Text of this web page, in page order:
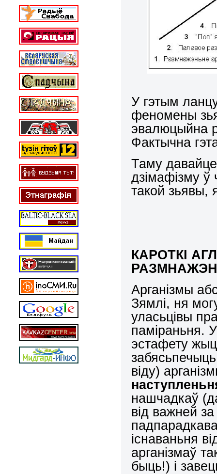
У гэтым
феномены
эвалюцыйна
Фактычна
Таму
дзімафізму
такой зьявы,
КАРОТКІ
Арганізмы
Зямлі, ня
уласьцівы
паміраньня.
эстафету
віду)
нашчадкаў
від важней
існаваньня
арганізмаў
быць!) і